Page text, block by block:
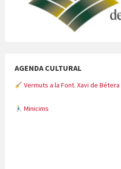
AGENDA CULTURAL
Vermuts a la Font. Xavi de Bétera
Minicims